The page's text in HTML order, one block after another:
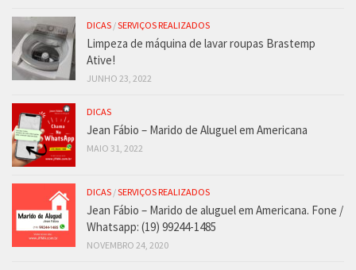
DICAS /SERVIÇOS REALIZADOS
Limpeza de máquina de lavar roupas Brastemp
Ative!
JUNHO 23, 2022
DICAS
Jean Fábio – Marido de Aluguel em Americana
MAIO 31, 2022
DICAS /SERVIÇOS REALIZADOS
Jean Fábio – Marido de aluguel em Americana. Fone /
Whatsapp: (19) 99244-1485
NOVEMBRO 24, 2020